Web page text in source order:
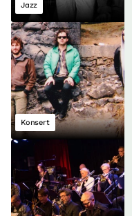
Jazz
Konsert